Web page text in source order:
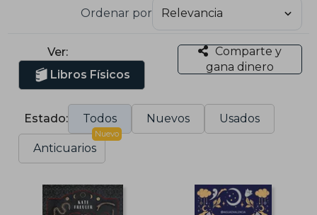
Ordenar por
Ver:
Libros Físicos
Comparte y
gana dinero
Estado: Todos Nuevos Usados
Anticuarios
Nuevo